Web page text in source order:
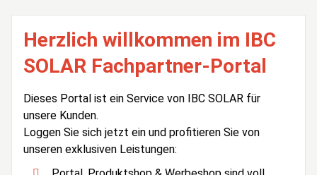
Herzlich willkommen im IBC
SOLAR Fachpartner-Portal
Dieses Portal ist ein Service von IBC SOLAR für
unsere Kunden.
Loggen Sie sich jetzt ein und profitieren Sie von
unseren exklusiven Leistungen: